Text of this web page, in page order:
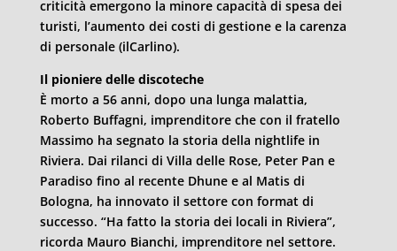
criticità emergono la minore capacità di spesa dei
turisti, l’aumento dei costi di gestione e la carenza
di personale (ilCarlino).
Il pioniere delle discoteche
È morto a 56 anni, dopo una lunga malattia,
Roberto Buffagni, imprenditore che con il fratello
Massimo ha segnato la storia della nightlife in
Riviera. Dai rilanci di Villa delle Rose, Peter Pan e
Paradiso fino al recente Dhune e al Matis di
Bologna, ha innovato il settore con format di
successo. “Ha fatto la storia dei locali in Riviera”,
ricorda Mauro Bianchi, imprenditore nel settore.